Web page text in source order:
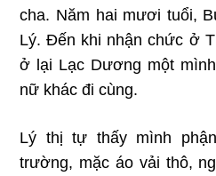
cha. Năm hai mươi tuổi,
Lý. Đến khi nhận chức ở
ở lại Lạc Dương một
nữ khác đi cùng.
Lý thị tự thấy mình
trường, mặc áo vải thô,